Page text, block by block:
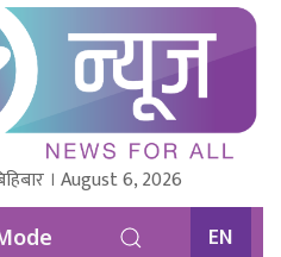
। August 6, 2026
EN